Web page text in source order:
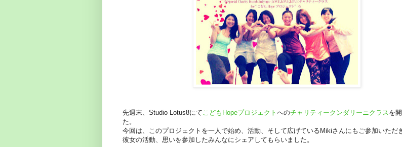
先週末、Studio Lotus8にて こどもHopeプロジェクト へのチャリティークンダリーニクラス を
た。
今回は、このプロジェクトを一人で始め、活動、そして広げているMikiさんにもご参加いただき
彼女の活動、思いを参加したみんなにシェアしてもらいました。